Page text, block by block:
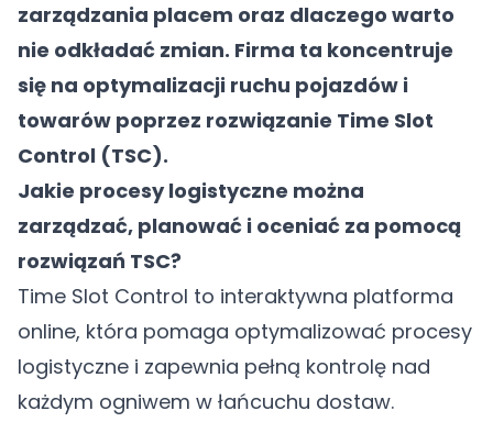
zarządzania placem oraz dlaczego warto
nie odkładać zmian. Firma ta koncentruje
się na optymalizacji ruchu pojazdów i
towarów poprzez rozwiązanie Time Slot
Control (TSC).
Jakie procesy logistyczne można
zarządzać, planować i oceniać za pomocą
rozwiązań TSC?
Time Slot Control to interaktywna platforma
online, która pomaga optymalizować procesy
logistyczne i zapewnia pełną kontrolę nad
każdym ogniwem w łańcuchu dostaw.